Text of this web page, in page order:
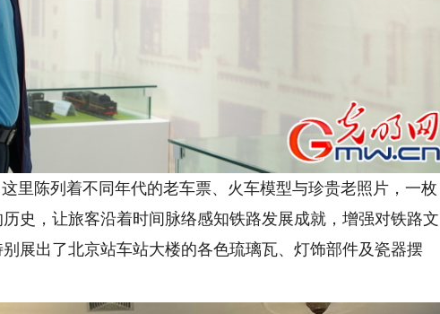
陈列着不同年代的老车票、火车模型与珍贵老照片，一枚
史，让旅客沿着时间脉络感知铁路发展成就，增强对铁路文
展出了北京站车站大楼的各色琉璃瓦、灯饰部件及瓷器摆